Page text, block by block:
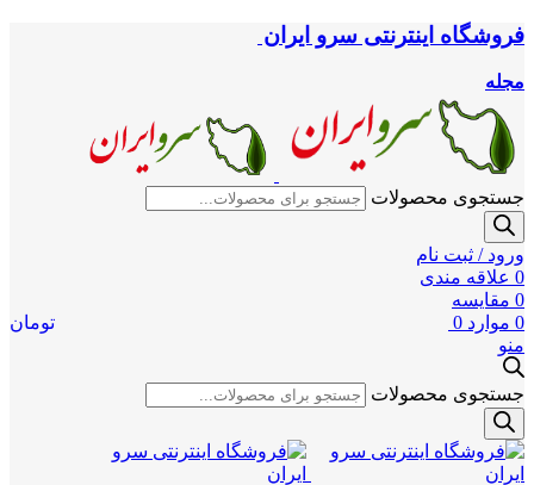
فروشگاه اینترنتی سرو ایران
مجله
جستجوی محصولات
ورود / ثبت نام
0 علاقه مندی
0 مقایسه
0 موارد 0
تومان
منو
جستجوی محصولات